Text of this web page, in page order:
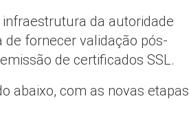
da autoridade
fornecer validação pós-
de certificados SSL.
abaixo, com as novas etapas